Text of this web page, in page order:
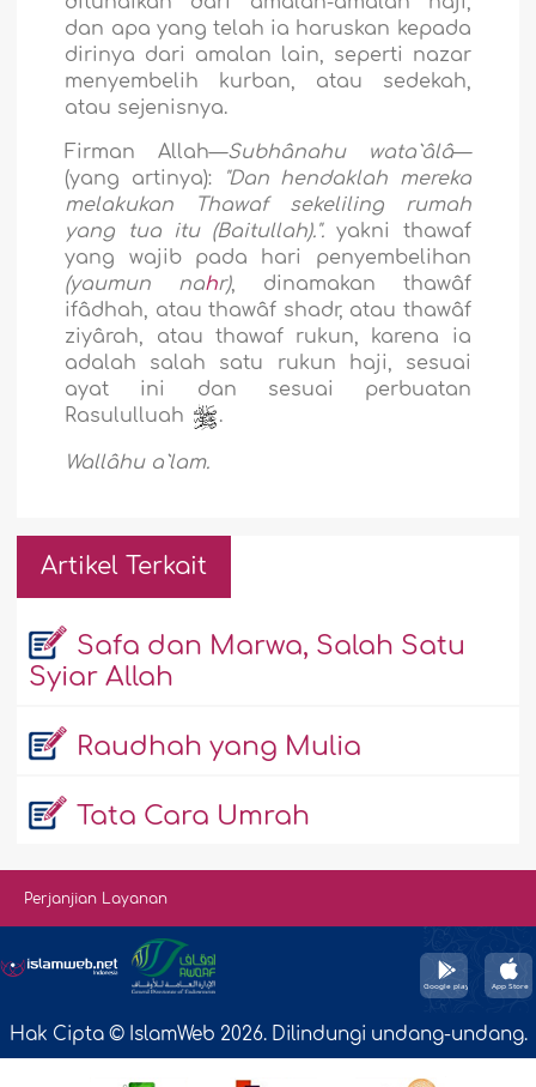
dan apa yang telah ia haruskan kepada
dirinya dari amalan lain, seperti nazar
menyembelih kurban, atau sedekah,
atau sejenisnya.
Firman Allah—Subhânahu wata`âlâ—
(yang artinya):
"Dan hendaklah mereka
melakukan Thawaf sekeliling rumah
yang tua itu (Baitullah).".yakni thawaf
yang wajib pada hari penyembelihan
(yaumun nahr), dinamakan thawâf
ifâdhah, atau thawâf shadr, atau thawâf
ziyârah, atau thawaf rukun, karena ia
adalah salah satu rukun haji, sesuai
ayat ini dan sesuai perbuatan
Rasululluah
.
Wallâhu a`lam.
Artikel Terkait
Safa dan Marwa, Salah Satu
Syiar Allah
Raudhah yang Mulia
Tata Cara Umrah
Perjanjian Layanan
Hak Cipta © IslamWeb 2026. Dilindungi undang-undang.